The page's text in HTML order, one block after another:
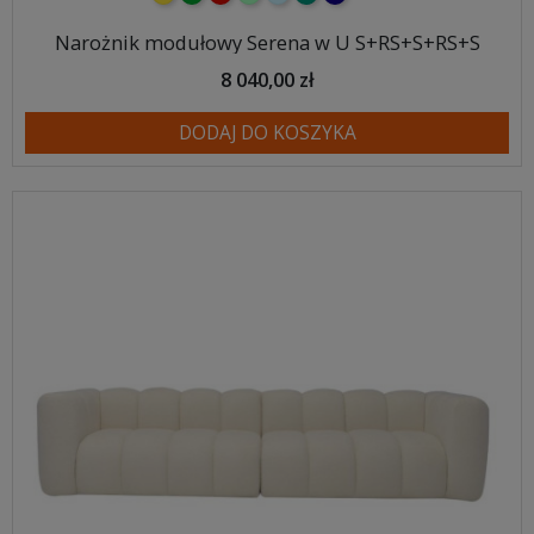
Narożnik modułowy Serena w U S+RS+S+RS+S
8 040,00 zł
DODAJ DO KOSZYKA